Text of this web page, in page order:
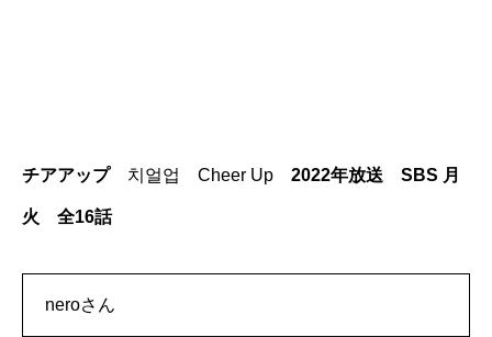
チアアップ치얼업 Cheer Up 2022年放送 SBS 月
火 全16話
neroさん